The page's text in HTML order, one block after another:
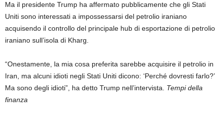
Ma il presidente Trump ha affermato pubblicamente che gli Stati
Uniti sono interessati a impossessarsi del petrolio iraniano
acquisendo il controllo del principale hub di esportazione di petrolio
iraniano sull’isola di Kharg.
“Onestamente, la mia cosa preferita sarebbe acquisire il petrolio in
Iran, ma alcuni idioti negli Stati Uniti dicono: ‘Perché dovresti farlo?’
Ma sono degli idioti”, ha detto Trump nell’intervista.
Tempi della
finanza